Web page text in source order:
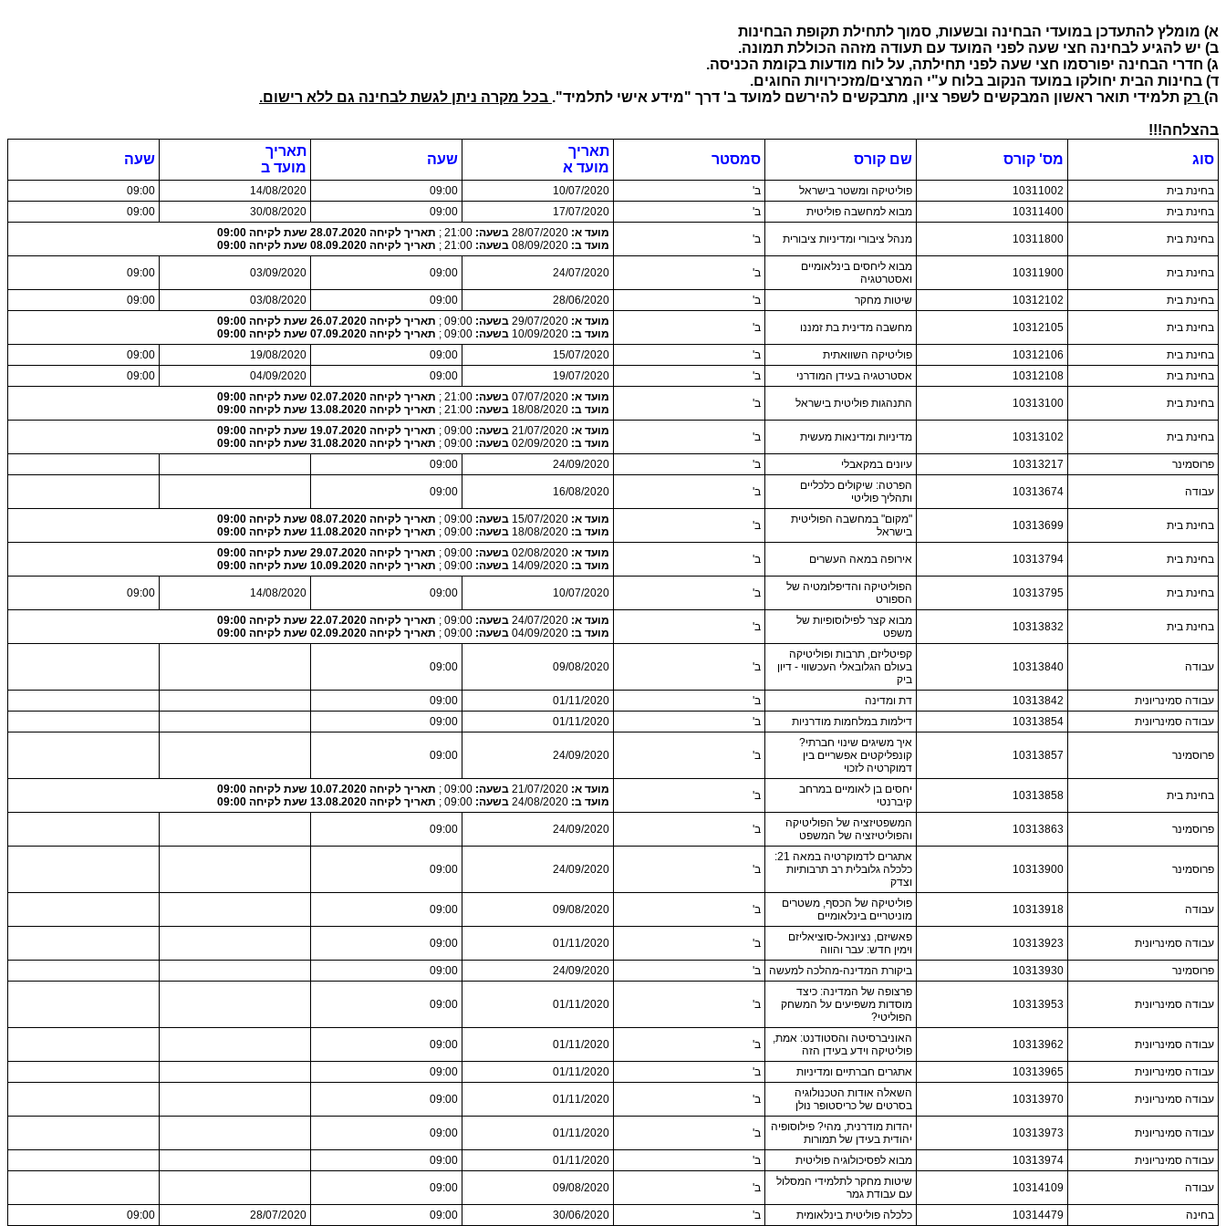
א) מומלץ להתעדכן במועדי הבחינה ובשעות, סמוך לתחילת תקופת הבחינות
ב) יש להגיע לבחינה חצי שעה לפני המועד עם תעודה מזהה הכוללת תמונה.
ג) חדרי הבחינה יפורסמו חצי שעה לפני תחילתה, על לוח מודעות בקומת הכניסה.
ד) בחינות הבית יחולקו במועד הנקוב בלוח ע"י המרצים/מזכירויות החוגים.
ה) רק תלמידי תואר ראשון המבקשים לשפר ציון, מתבקשים להירשם למועד ב' דרך "מידע אישי לתלמיד". בכל מקרה ניתן לגשת לבחינה גם ללא רישום.
בהצלחה!!!
סוג
מס' קורס שם קורס סמסטר
תאריך
מועד א
שעה
תאריך
מועד ב
שעה
בחינת בית 10311002 פוליטיקה ומשטר בישראל ב' 10/07/2020
09:00
14/08/2020
09:00
בחינת בית
10311400 מבוא למחשבה פוליטית ב' 17/07/2020
09:00
30/08/2020
09:00
בחינת בית 10311800 מנהל ציבורי ומדיניות ציבורית ב' מועד א: 28/07/2020 בשעה: 21:00 ;
תאריך לקיחה 28.07.2020 שעת לקיחה 09:00
מועד ב: 08/09/2020 בשעה: 21:00 ; תאריך לקיחה 08.09.2020 שעת לקיחה 09:00
בחינת בית 10311900
מבוא ליחסים בינלאומיים
ואסטרטגיה
ב' 24/07/2020
09:00
03/09/2020
09:00
בחינת בית 10312102 שיטות מחקר ב' 28/06/2020
09:00
03/08/2020
09:00
בחינת בית 10312105 מחשבה מדינית בת זמננו ב' מועד א: 29/07/2020 בשעה: 09:00 ;
תאריך לקיחה 26.07.2020 שעת לקיחה 09:00
מועד ב: 10/09/2020 בשעה: 09:00 ;
תאריך לקיחה 07.09.2020 שעת לקיחה 09:00
בחינת בית
10312106 פוליטיקה השוואתית ב' 15/07/2020
09:00
19/08/2020
09:00
בחינת בית
10312108 אסטרטגיה בעידן המודרני ב' 19/07/2020
09:00
04/09/2020
09:00
בחינת בית 10313100 התנהגות פוליטית בישראל ב' מועד א: 07/07/2020 בשעה: 21:00 ;
תאריך לקיחה 02.07.2020 שעת לקיחה 09:00
מועד ב: 18/08/2020 בשעה: 21:00 ; תאריך לקיחה 13.08.2020 שעת לקיחה 09:00
בחינת בית 10313102 מדיניות ומדינאות מעשית ב' מועד א: 21/07/2020 בשעה: 09:00 ;
תאריך לקיחה 19.07.2020 שעת לקיחה 09:00
מועד ב: 02/09/2020 בשעה: 09:00 ;
תאריך לקיחה 31.08.2020 שעת לקיחה 09:00
פרוסמינר
10313217 עיונים במקאבלי ב' 24/09/2020
09:00
עבודה 10313674
הפרטה: שיקולים כלכליים
ותהליך פוליטי
ב' 16/08/2020
09:00
בחינת בית 10313699
"מקום" במחשבה הפוליטית
בישראל
ב' מועד א: 15/07/2020 בשעה: 09:00 ;
תאריך לקיחה 08.07.2020 שעת לקיחה 09:00
מועד ב: 18/08/2020 בשעה: 09:00 ; תאריך לקיחה 11.08.2020 שעת לקיחה 09:00
בחינת בית 10313794 אירופה במאה העשרים ב' מועד א: 02/08/2020 בשעה: 09:00 ;
תאריך לקיחה 29.07.2020 שעת לקיחה 09:00
מועד ב: 14/09/2020 בשעה: 09:00 ; תאריך לקיחה 10.09.2020 שעת לקיחה 09:00
בחינת בית 10313795
הפוליטיקה והדיפלומטיה של
הספורט
ב' 10/07/2020
09:00
14/08/2020
09:00
בחינת בית 10313832
מבוא קצר לפילוסופיות של
משפט
ב' מועד א: 24/07/2020 בשעה: 09:00 ;
תאריך לקיחה 22.07.2020 שעת לקיחה 09:00
מועד ב: 04/09/2020 בשעה: 09:00 ; תאריך לקיחה 02.09.2020 שעת לקיחה 09:00
עבודה 10313840
קפיטליזם, תרבות ופוליטיקה
בעולם הגלובאלי העכשווי - דיון
ביק
ב' 09/08/2020
09:00
עבודה סמינריונית 10313842 דת ומדינה ב' 01/11/2020
09:00
עבודה סמינריונית
10313854 דילמות במלחמות מודרניות ב' 01/11/2020
09:00
פרוסמינר 10313857
איך משיגים שינוי חברתי?
קונפליקטים אפשריים בין
דמוקרטיה לזכוי
ב' 24/09/2020
09:00
בחינת בית 10313858
יחסים בן לאומיים במרחב
קיברנטי
ב' מועד א: 21/07/2020 בשעה: 09:00 ;
תאריך לקיחה 10.07.2020 שעת לקיחה 09:00
מועד ב: 24/08/2020 בשעה: 09:00 ; תאריך לקיחה 13.08.2020 שעת לקיחה 09:00
פרוסמינר 10313863
המשפטיזציה של הפוליטיקה
והפוליטיזציה של המשפט
ב' 24/09/2020
09:00
פרוסמינר 10313900
אתגרים לדמוקרטיה במאה 21:
כלכלה גלובלית רב תרבותיות
וצדק
ב' 24/09/2020
09:00
עבודה 10313918
פוליטיקה של הכסף, משטרים
מוניטריים בינלאומיים
ב' 09/08/2020
09:00
עבודה סמינריונית 10313923
פאשיזם, נציונאל-סוציאליזם
וימין חדש: עבר והווה
ב' 01/11/2020
09:00
פרוסמינר 10313930 ביקורת המדינה-מהלכה למעשה ב' 24/09/2020
09:00
עבודה סמינריונית 10313953
פרצופה של המדינה: כיצד
מוסדות משפיעים על המשחק
הפוליטי?
ב' 01/11/2020
09:00
עבודה סמינריונית 10313962
האוניברסיטה והסטודנט: אמת,
פוליטיקה וידע בעידן הזה
ב' 01/11/2020
09:00
עבודה סמינריונית 10313965 אתגרים חברתיים ומדיניות ב' 01/11/2020
09:00
עבודה סמינריונית 10313970
השאלה אודות הטכנולוגיה
בסרטים של כריסטופר נולן
ב' 01/11/2020
09:00
עבודה סמינריונית 10313973
יהדות מודרנית, מהי? פילוסופיה
יהודית בעידן של תמורות
ב' 01/11/2020
09:00
עבודה סמינריונית 10313974 מבוא לפסיכולוגיה פוליטית ב' 01/11/2020
09:00
עבודה 10314109
שיטות מחקר לתלמידי המסלול
עם עבודת גמר
ב' 09/08/2020
09:00
בחינה 10314479 כלכלה פוליטית בינלאומית ב' 30/06/2020
09:00
28/07/2020
09:00